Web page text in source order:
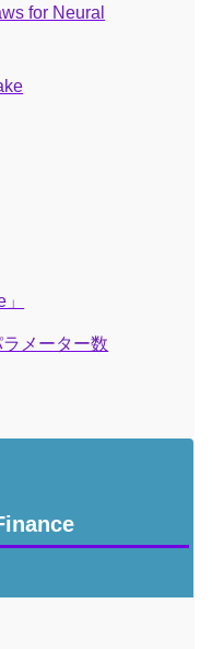
for Neural
メーター数